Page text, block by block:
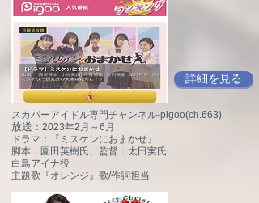
詳細を見る
スカパーアイドル専門チャンネル-pigoo(ch.663)
放送 ：2023年2月～6月
ドラマ：『ミスケンにおまかせ』
脚本：園田英樹氏、監督：太田実氏
白鳥アイナ役
主題歌『オレンジ』歌/作詞担当